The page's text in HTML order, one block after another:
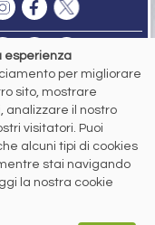
n. 11/2004 del 17
esperienza
per migliorare
sito, mostrare
analizzare il nostro
visitatori. Puoi
alcuni tipi di cookies
stai navigando
la nostra cookie